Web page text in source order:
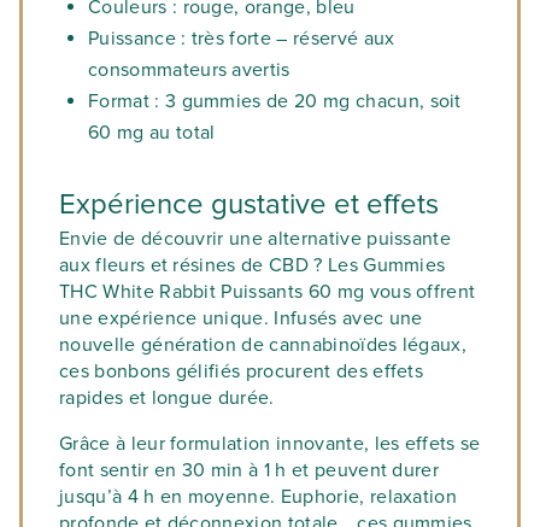
Couleurs : rouge, orange, bleu
Puissance : très forte – réservé aux
consommateurs avertis
Format : 3 gummies de 20 mg chacun, soit
60 mg au total
Expérience gustative et effets
Envie de découvrir une alternative puissante
aux fleurs et résines de CBD ? LesGummies
THC White Rabbit Puissants 60 mg vous offrent
une expérience unique. Infusés avec une
nouvelle génération de cannabinoïdes légaux,
ces bonbons gélifiés procurent des effets
rapides et longue durée.
Grâce à leur formulation innovante, les effets se
font sentir en 30 min à 1 h et peuvent durer
jusqu’à 4 h en moyenne. Euphorie, relaxation